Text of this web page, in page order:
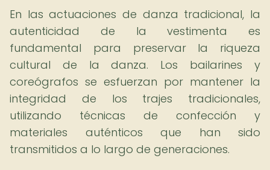
En las actuaciones de danza tradicional, la
autenticidad de la vestimenta es
fundamental para preservar la riqueza
cultural de la danza. Los bailarines y
coreógrafos se esfuerzan por mantener la
integridad de los trajes tradicionales,
utilizando técnicas de confección y
materiales auténticos que han sido
transmitidos a lo largo de generaciones.